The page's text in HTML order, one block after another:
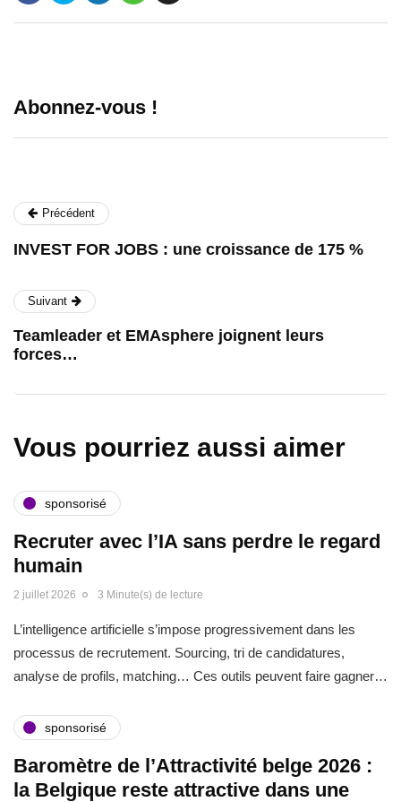
Abonnez-vous !
Précédent
INVEST FOR JOBS : une croissance de 175 %
Suivant
Teamleader et EMAsphere joignent leurs
forces…
Vous pourriez aussi aimer
sponsorisé
Recruter avec l’IA sans perdre le regard
humain
2 juillet 2026 3 Minute(s) de lecture
L’intelligence artificielle s’impose progressivement dans les
processus de recrutement. Sourcing, tri de candidatures,
analyse de profils, matching… Ces outils peuvent faire gagner…
sponsorisé
Baromètre de l’Attractivité belge 2026 :
la Belgique reste attractive dans une